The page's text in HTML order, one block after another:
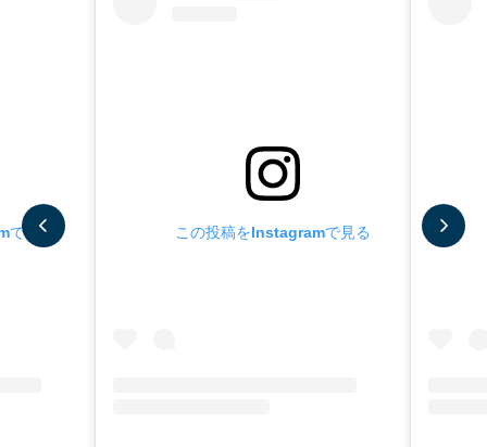
見る この投稿をInstagramで見る